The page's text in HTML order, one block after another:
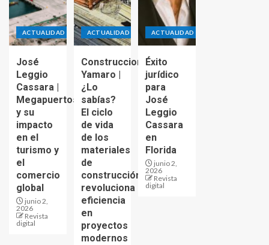
ACTUALIDAD
José
Leggio
Cassara |
Megapuertos
y su
impacto
en el
turismo y
el
comercio
global
junio 2,
2026
Revista
digital
ACTUALIDAD
Construcciones
Yamaro |
¿Lo
sabías?
El ciclo
de vida
de los
materiales
de
construcción
revoluciona
eficiencia
en
proyectos
modernos
ACTUALIDAD
Éxito
jurídico
para
José
Leggio
Cassara
en
Florida
junio 2,
2026
Revista
digital